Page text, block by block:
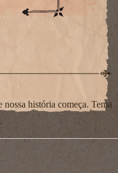
história começa. Tema
.